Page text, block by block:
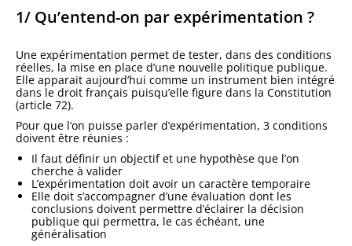
1/ Qu’entend-on par expérimentation ?
Une expérimentation permet de tester, dans des conditions
réelles, la mise en place d’une nouvelle politique publique.
Elle apparait aujourd’hui comme un instrument bien intégré
dans le droit français puisqu’elle figure dans la Constitution
(article 72).
Pour que l’on puisse parler d’expérimentation, 3 conditions
doivent être réunies :
Il faut définir un objectif et une hypothèse que l’on
cherche à valider
L’expérimentation doit avoir un caractère temporaire
Elle doit s’accompagner d’une évaluation dont les
conclusions doivent permettre d’éclairer la décision
publique qui permettra, le cas échéant, une
généralisation